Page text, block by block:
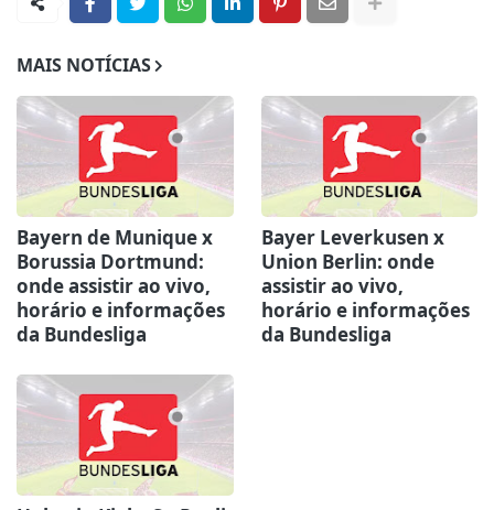
MAIS NOTÍCIAS
Bayern de Munique x
Borussia Dortmund:
onde assistir ao vivo,
horário e informações
da Bundesliga
Bayer Leverkusen x
Union Berlin: onde
assistir ao vivo,
horário e informações
da Bundesliga